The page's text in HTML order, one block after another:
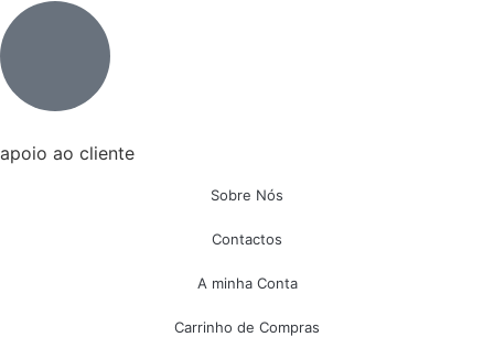
apoio ao cliente
Sobre Nós
Contactos
A minha Conta
Carrinho de Compras